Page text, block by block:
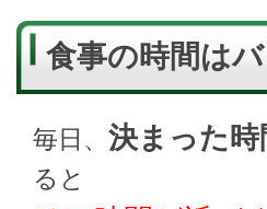
食事の時間は
毎日、 決まった時
ると